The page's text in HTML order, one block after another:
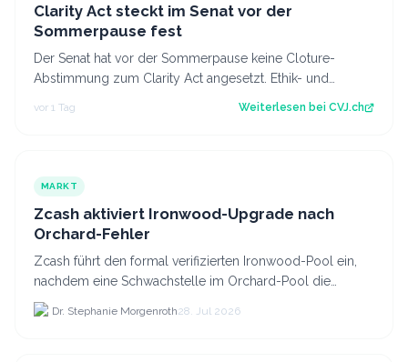
Clarity Act steckt im Senat vor der
Sommerpause fest
Der Senat hat vor der Sommerpause keine Cloture-
Abstimmung zum Clarity Act angesetzt. Ethik- und
vor 1 Tag Weiterlesen bei CVJ.ch
MARKT
Zcash aktiviert Ironwood-Upgrade nach
Orchard-Fehler
Zcash führt den formal verifizierten Ironwood-Pool ein,
nachdem eine Schwachstelle im Orchard-Pool die
Erstellung gefälschter ZEC-Token ermöglichte.
Dr. Stephanie Morgenroth28. Jul 2026